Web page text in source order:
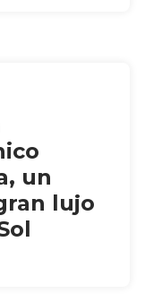
un
lujo